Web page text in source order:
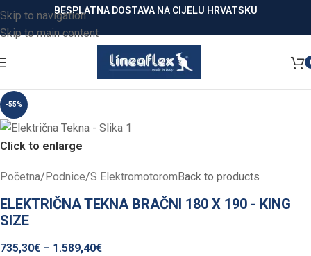
Skip to navigation
Skip to main content
BESPLATNA DOSTAVA NA CIJELU HRVATSKU
-55%
Click to enlarge
Početna/ Podnice/S Elektromotorom Back to products
ELEKTRIČNA TEKNA BRAČNI 180 X 190 - KING
SIZE
735,30€ – 1.589,40€